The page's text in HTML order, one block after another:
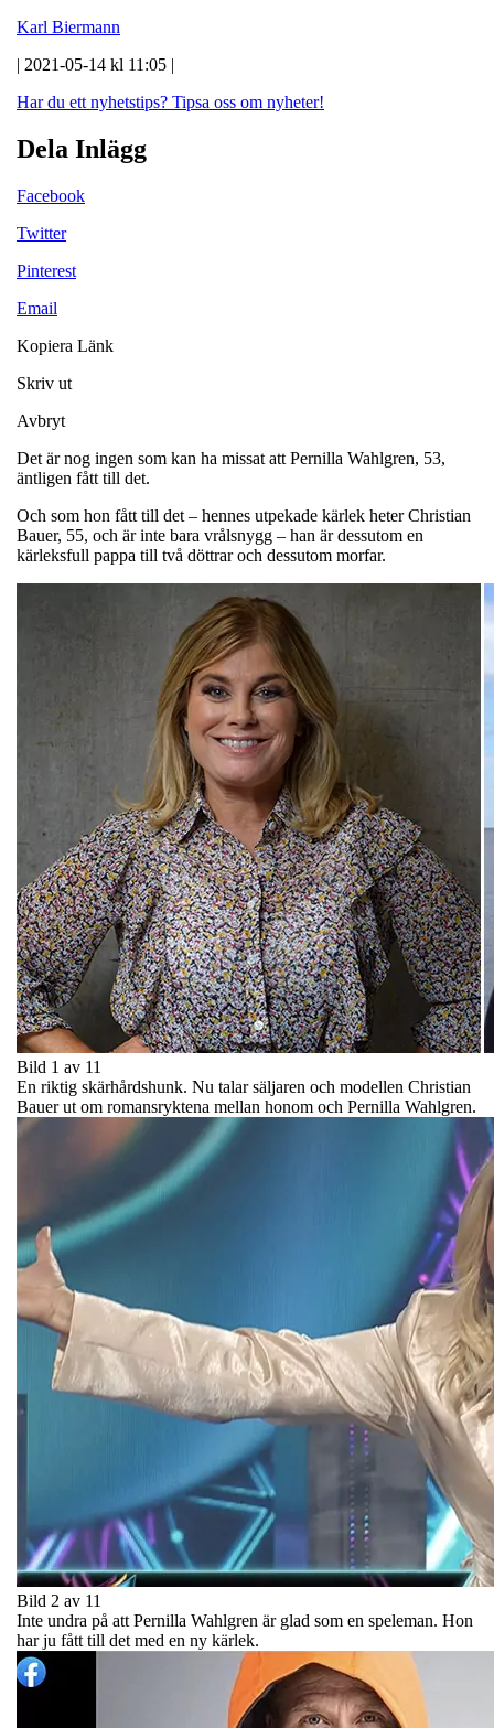
Karl Biermann
| 2021-05-14 kl 11:05 |
Har du ett nyhetstips? Tipsa oss om nyheter!
Dela Inlägg
Facebook
Twitter
Pinterest
Email
Kopiera Länk
Skriv ut
Avbryt
Det är nog ingen som kan ha missat att Pernilla Wahlgren, 53,
äntligen fått till det.
Och som hon fått till det – hennes utpekade kärlek heter Christian
Bauer, 55, och är inte bara vrålsnygg – han är dessutom en
kärleksfull pappa till två döttrar och dessutom morfar.
Bild 1 av 11
En riktig skärhårdshunk. Nu talar säljaren och modellen Christian
Bauer ut om romansryktena mellan honom och Pernilla Wahlgren.
Bild 2 av 11
Inte undra på att Pernilla Wahlgren är glad som en speleman. Hon
har ju fått till det med en ny kärlek.